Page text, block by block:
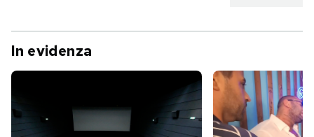
In evidenza